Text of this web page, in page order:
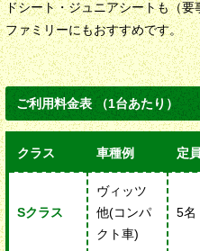
ドシート・ジュニアシートも（
ファミリーにもおすすめです。
ご利用料金表 （1台あたり）
クラス 車種例 定員
Sクラス
ヴィッツ
他(コンパ
クト車)
5名